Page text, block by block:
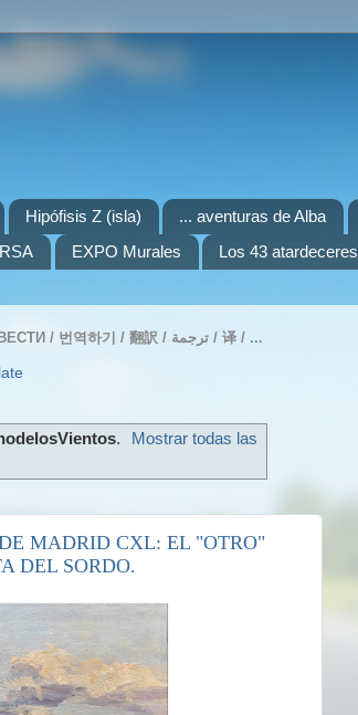
Hipófisis Z (isla) ... aventuras de Alba
EXPO Murales Los 43 atardeceres
TRANSLATE / TRADUIRE / ÜBERSETZEN / ITZULI / ПЕРЕВЕСТИ / 번역하기 / 翻訳 / ترجمة / 译 / ...
.
Mostrar todas las
DE MADRID CXL: EL "OTRO"
DEL SORDO.